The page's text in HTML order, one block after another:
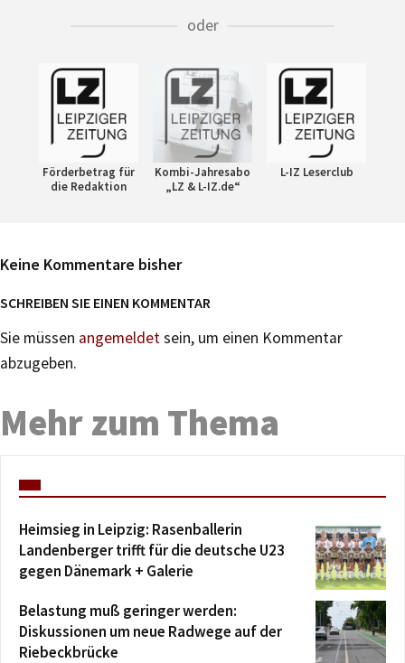
oder
Förderbetrag für
die Redaktion
Kombi-Jahresabo
„LZ & L-IZ.de“
L-IZ Leserclub
Keine Kommentare bisher
SCHREIBEN SIE EINEN KOMMENTAR
Sie müssen angemeldetsein, um einen Kommentar
abzugeben.
Mehr zum Thema
Heimsieg in Leipzig: Rasenballerin
Landenberger trifft für die deutsche U23
gegen Dänemark + Galerie
Belastung muß geringer werden:
Diskussionen um neue Radwege auf der
Riebeckbrücke